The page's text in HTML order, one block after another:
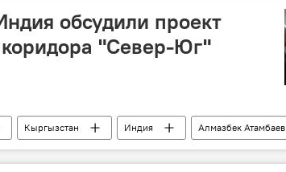
обсудили проект
коридора "Север-Юг"
Кыргызстан Индия
Алмазбек Атамбаев
переговоры сотрудничество